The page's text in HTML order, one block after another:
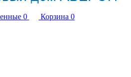
0 Корзина 0